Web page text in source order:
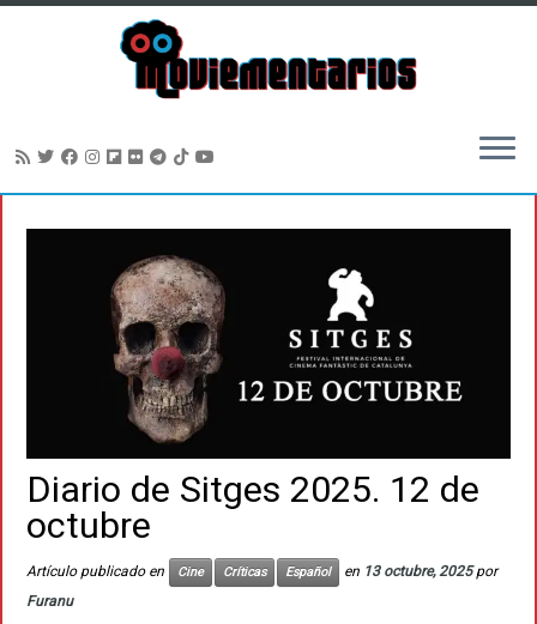
Diario de Sitges 2025. 12 de
octubre
Artículo publicado en Cine Críticas Español en 13 octubre, 2025 por
Furanu